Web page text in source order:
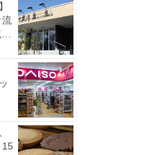
流
...